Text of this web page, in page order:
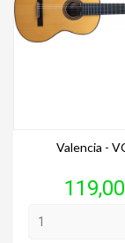
Valencia -
Prix